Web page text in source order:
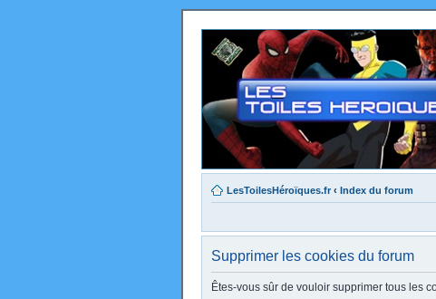
LesToilesHéroïques.fr ‹ Index du forum
Supprimer les cookies du forum
Êtes-vous sûr de vouloir supprimer tous les